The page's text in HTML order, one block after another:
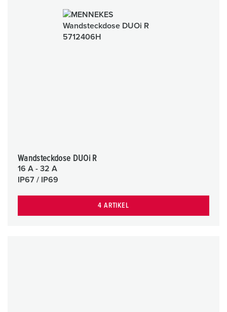
Wandsteckdose DUOi R
16 A - 32 A
IP67 / IP69
4 ARTIKEL